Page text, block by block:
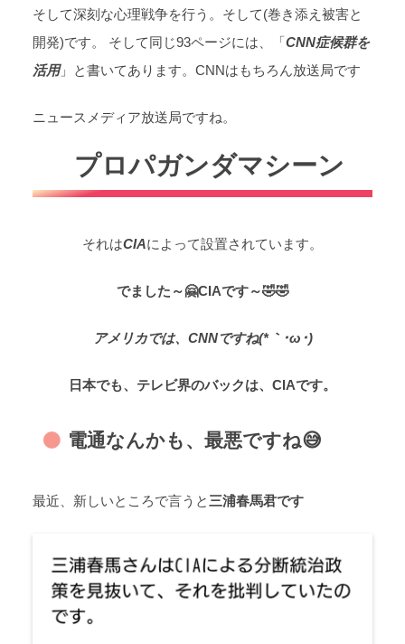
そして深刻な心理戦争を行う。そして(巻き添え被害と
開発)です。 そして同じ93ページには、「CNN症候群を
活用」と書いてあります。CNNはもちろん放送局です
ニュースメディア放送局ですね。
プロパガンダマシーン
それはCIAによって設置されています。
でました～🤗CIAです～🤣🤣
アメリカでは、CNNですね(*｀･ω･)
日本でも、テレビ界のバックは、CIAです。
電通なんかも、最悪ですね😅
最近、新しいところで言うと 三浦春馬君です